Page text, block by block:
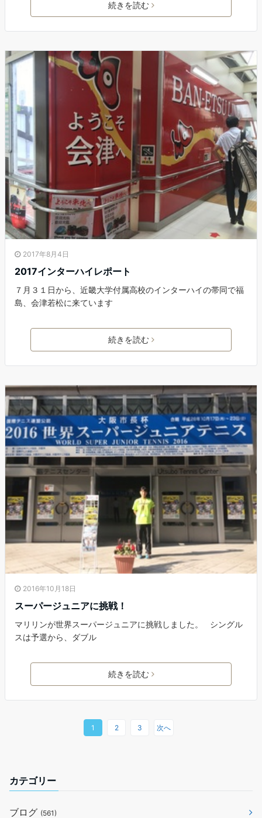
続きを読む
2017年8月4日
2017インターハイレポート
７月３１日から、近畿大学付属高校のインターハイの帯同で福
島、会津若松に来ています
続きを読む
2016年10月18日
スーパージュニアに挑戦！
マリリンが世界スーパージュニアに挑戦しました。 シングル
スは予選から、ダブル
続きを読む
1 2 3 次へ
カテゴリー
ブログ (561)